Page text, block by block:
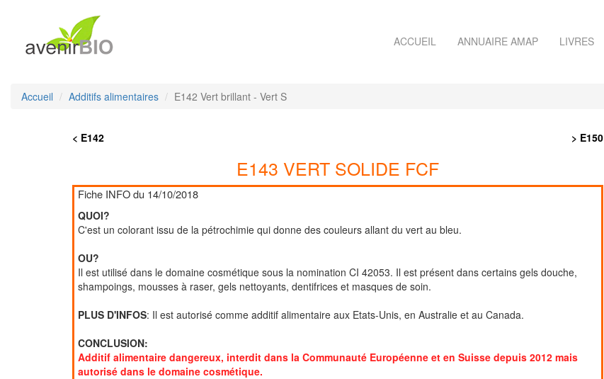
ACCUEIL ANNUAIRE AMAP LIVRES
Accueil Additifs alimentaires E142 Vert brillant - Vert S
< E142 > E150
E143 VERT SOLIDE FCF
Fiche INFO du 14/10/2018
QUOI?
C'est un colorant issu de la pétrochimie qui donne des couleurs allant du vert au bleu.
OU?
Il est utilisé dans le domaine cosmétique sous la nomination CI 42053. Il est présent dans certains gels douche,
shampoings, mousses à raser, gels nettoyants, dentifrices et masques de soin.
PLUS D'INFOS: Il est autorisé comme additif alimentaire aux Etats-Unis, en Australie et au Canada.
CONCLUSION:
Additif alimentaire dangereux, interdit dans la Communauté Européenne et en Suisse depuis 2012 mais
autorisé dans le domaine cosmétique.